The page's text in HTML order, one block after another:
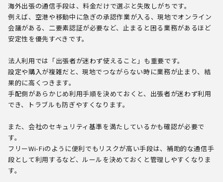
海外出張の通信手段は、料金だけで選ぶと失敗しがちです。
例えば、空港や移動中に急ぎの承認作業が入る、現地でオンライン
会議がある、二要素認証が必要など、止まると困る業務があるほど
安定性を優先すべきです。
法人利用では「出張者が迷わず使えること」も重要です。
設定や購入が複雑だと、現地でつながらない時に業務が止まり、結
果的に高くつきます。
手配側があらかじめ利用手順を決めておくと、出張者が迷わず利用
でき、トラブルも防ぎやすくなります。
また、会社のセキュリティ基準を満たしているかも確認が必要で
す。
フリーWi-Fiのように便利でもリスクが高い手段は、補助的な通信手
段として利用するなど、ルールを決めておくと管理しやすくなりま
す。